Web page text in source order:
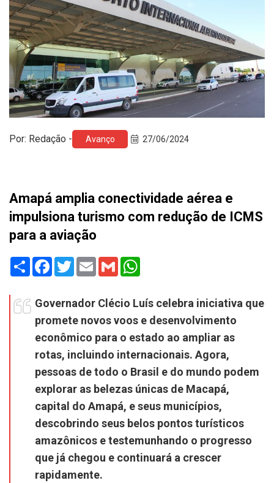
Por: Redação - Avanço 27/06/2024
Amapá amplia conectividade aérea e
impulsiona turismo com redução de ICMS
para a aviação
Share Facebook
TwitterEmail Gmail
Governador Clécio Luís celebra iniciativa que
promete novos voos e desenvolvimento
econômico para o estado ao ampliar as
rotas, incluindo internacionais. Agora,
pessoas de todo o Brasil e do mundo podem
explorar as belezas únicas de Macapá,
capital do Amapá, e seus municípios,
descobrindo seus belos pontos turísticos
amazônicos e testemunhando o progresso
que já chegou e continuará a crescer
rapidamente.